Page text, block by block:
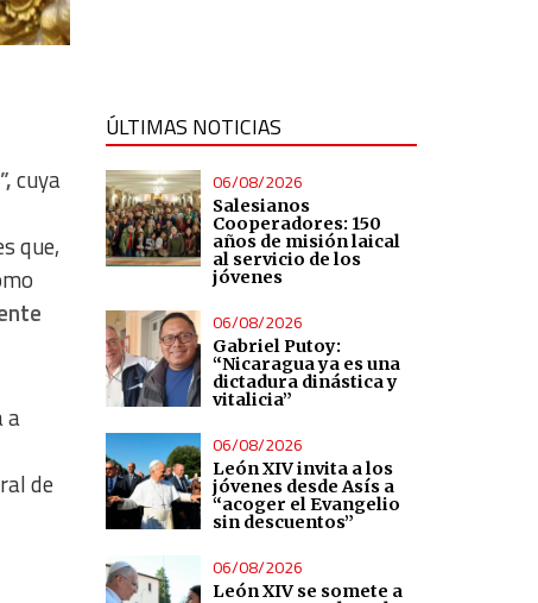
cuya
que,
a
de
ÚLTIMAS NOTICIAS
06/08/2026
Salesianos
Cooperadores: 150
años de misión laical
al servicio de los
jóvenes
06/08/2026
Gabriel Putoy:
“Nicaragua ya es una
dictadura dinástica y
vitalicia”
06/08/2026
León XIV invita a los
jóvenes desde Asís a
“acoger el Evangelio
sin descuentos”
06/08/2026
León XIV se somete a